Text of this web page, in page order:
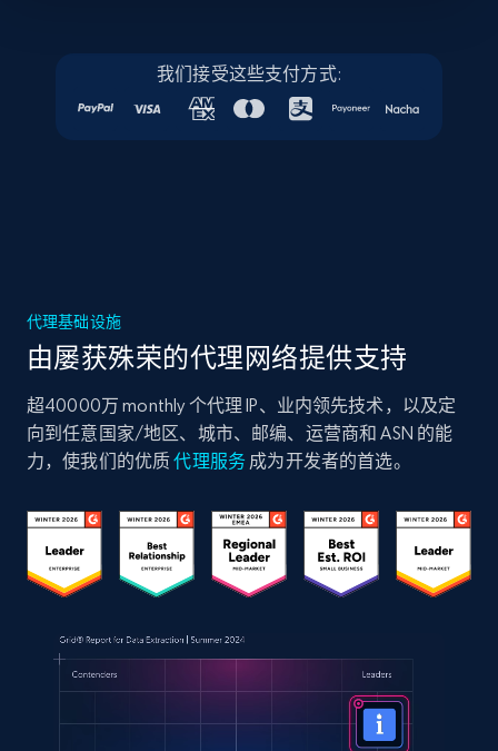
我们接受这些支付方式:
代理基础设施
由屡获殊荣的代理网络提供支持
超40000万 monthly 个代理 IP、业内领先技术，以及定
向到任意国家/地区、城市、邮编、运营商和 ASN 的能
力，使我们的优质代理服务 成为开发者的首选。